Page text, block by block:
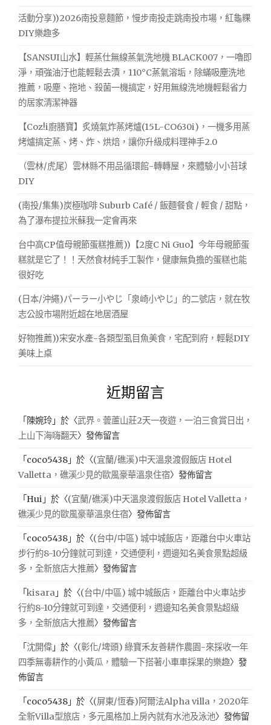
活動分享))2026南投意麵節，慢步南投走跳南投市場，紅龜粿
DIY樂趣多
【SANSUI山水】輕蒸仕無線蒸氣洗地機 BLACK007，一嚕即
淨，頑強油汙也能輕鬆去漬，110°C蒸氣溶垢，除蟎吸塵洗地
推薦，吸塵、拖地、殺菌一機搞定，好用無線洗地機輕鬆省力
的居家清潔神器
【Coz!i廚膳寶】炙燒氣炸蒸烤爐(15L-CO630i)，一機多用蒸
烤爐搞定蒸、烤、炸、烘焙，讓你升級成料理神手2.0
（雲林/虎尾）雲林縣不用品循環館-轉轉屋，來體驗小小苔球
DIY
(南投/集集)炭極咖啡 Suburb Café / 飯麵餐食 / 輕食 / 甜點，
為了瀑布提拉米蘇我一定會再來
台中高CP值母親節蛋糕推薦))【2度C Ni Guo】今年母親節蛋
糕就是它了！！天然食材純手工製作，健康無負擔的蛋糕也能
很好吃
(日本/沖繩)パーラー小やじ「泉崎小やじ」的二號店，就在牧
志公設市場附近超在地居酒屋
好物推薦))宋安水產-各類型虱目魚美食，宅配到府，輕鬆DIY
美味上桌
近期留言
「 陳婉玲 」於〈武界。蕓蘆山莊2天一夜遊，一泊三食賞日出，
上山下海嗨翻天〉發佈留言
「 coco5438 」於〈(宜蘭/礁溪)中天溫泉渡假飯店 Hotel
Valletta，礁溪少見的歐風豪華溫泉住宿〉發佈留言
「Hui 」於〈(宜蘭/礁溪)中天溫泉渡假飯店 Hotel Valletta，
礁溪少見的歐風豪華溫泉住宿〉發佈留言
「 coco5438 」於〈(台中/中區) 城中城飯店，距離台中火車站
步行約8-10分鐘就可到達，交通便利，週邊知名美食景點超級
多，全新旅店大推薦〉發佈留言
「kisara 」於〈(台中/中區) 城中城飯店，距離台中火車站步
行約8-10分鐘就可到達，交通便利，週邊知名美食景點超級
多，全新旅店大推薦〉發佈留言
「沈開偉 」於〈(彰化/埤頭) 綠寶禾友善耕作農園-來採收一年
四季無毒耕作的小黃瓜，體驗一下搭著小車車採果的樂趣〉發
佈留言
「 coco5438 」於〈(屏東/恆春)阿爾法Alpha villa，2020年
全新Villa型旅店，多元風格加上房內就有水池及泳池〉發佈留